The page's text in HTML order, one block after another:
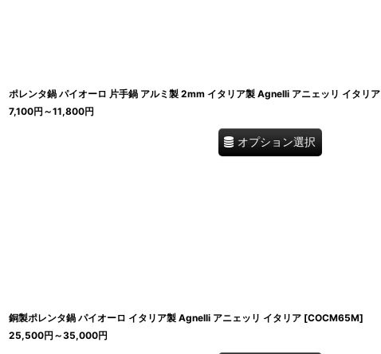
ポレンタ鍋 パイオーロ 片手鍋 アルミ製 2mm イタリア製 Agnelli アニェッリ イタリア
7,100円 ～11,800円
オプション選択
銅製ポレンタ鍋 パイオーロ イタリア製 Agnelli アニェッリ イタリア [COCM65M]
25,500円 ～35,000円